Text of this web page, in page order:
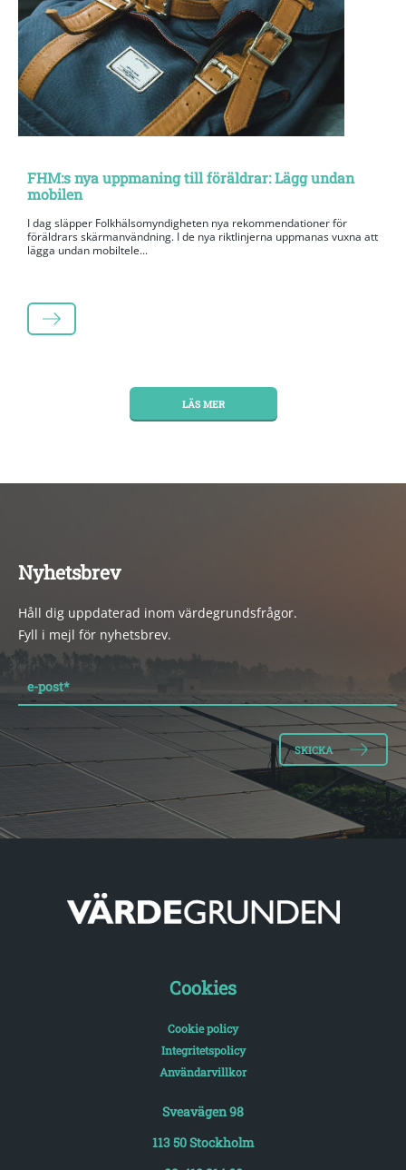
FHM:s nya uppmaning till föräldrar: Lägg undan
mobilen
I dag släpper Folkhälsomyndigheten nya rekommendationer för
föräldrars skärmanvändning. I de nya riktlinjerna uppmanas vuxna att
lägga undan mobiltele...
LÄS MER
LÄS MER
Nyhetsbrev
Håll dig uppdaterad inom värdegrundsfrågor.
Fyll i mejl för nyhetsbrev.
e-post*
Cookies
Cookie policy
Integritetspolicy
Användarvillkor
Sveavägen 98
113 50 Stockholm